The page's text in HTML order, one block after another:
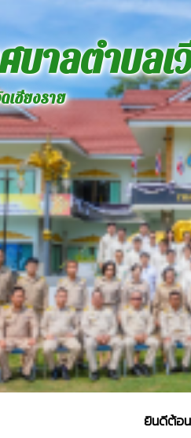
บาลตำบลเ
เชียงราย
ยินดีต้อนรับ